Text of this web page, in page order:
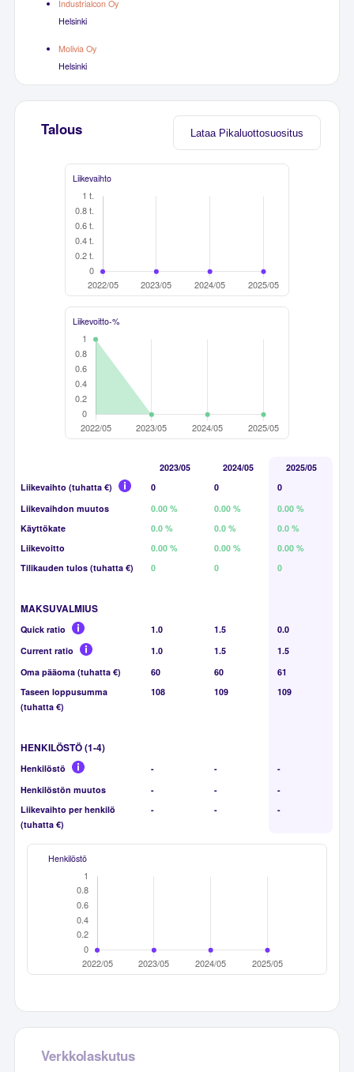
Industrialcon Oy
Helsinki
Molivia Oy
Helsinki
Lataa Pikaluottosuositus
Talous
Liikevaihto
Liikevoitto-%
2023/05 2024/05
2025/05
Liikevaihto (tuhatta €)
0 0
0
Liikevaihdon muutos
0.00 % 0.00 %
0.00 %
Käyttökate
0.0 % 0.0 %
0.0 %
Liikevoitto
0.00 % 0.00 %
0.00 %
Tilikauden tulos (tuhatta €)
0 0 0
MAKSUVALMIUS
Quick ratio 1.0 1.5
0.0
Current ratio
1.0 1.5
1.5
Oma pääoma (tuhatta €)
60 60
61
Taseen loppusumma
(tuhatta €)
108 109 109
HENKILÖSTÖ (1-4)
Henkilöstö - -
-
Henkilöstön muutos
- -
-
Liikevaihto per henkilö
(tuhatta €)
- - -
Henkilöstö
Verkkolaskutus